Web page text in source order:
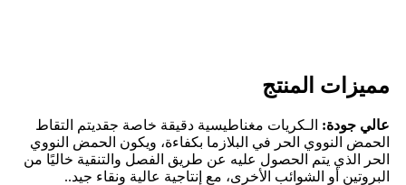
مميزات المنتج
عالي جودة: الـكريات مغناطيسية دقيقة خاصة جقديتم التقاط
الحمض النووي الحر في البلازما بكفاءة، ويكون الحمض النووي
الحر الذي يتم الحصول عليه عن طريق الفصل والتنقية خاليًا من
البروتين أو الشوائب الأخرى، مع إنتاجية عالية ونقاء جيد..